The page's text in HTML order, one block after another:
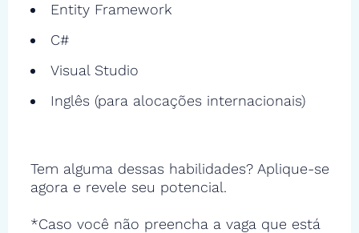
Entity Framework
C#
Visual Studio
Inglês (para alocações internacionais)
Tem alguma dessas habilidades? Aplique-se
agora e revele seu potencial.
*Caso você não preencha a vaga que está